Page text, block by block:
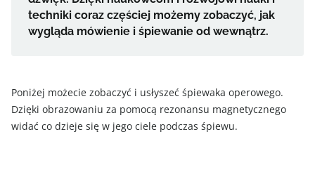
techniki coraz częściej możemy zobaczyć, jak
wygląda mówienie i śpiewanie od wewnątrz.
Poniżej możecie zobaczyć i usłyszeć śpiewaka operowego.
Dzięki obrazowaniu za pomocą rezonansu magnetycznego
widać co dzieje się w jego ciele podczas śpiewu.